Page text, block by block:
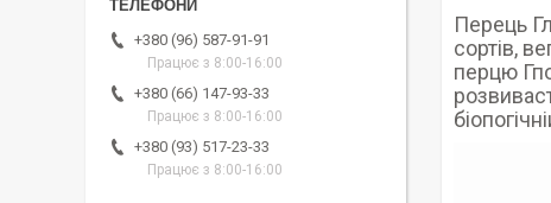
Перець
сортів,
перцю
+380 (96) 587-91-91
Працює з 8:00-16:00
+380 (66) 147-93-33
Працює з 8:00-16:00
+380 (93) 517-23-33
Працює з 8:00-16:00